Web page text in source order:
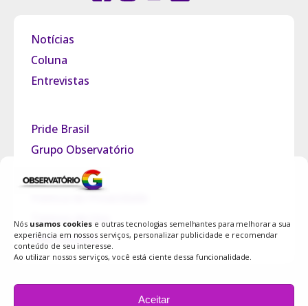
Nós usamos cookies e outras tecnologias semelhantes para melhorar a sua
experiência em nossos serviços, personalizar publicidade e recomendar
conteúdo de seu interesse.
Ao utilizar nossos serviços, você está ciente dessa funcionalidade.
Aceitar
Notícias
Coluna
Entrevistas
Pride Brasil
Grupo Observatório
Termos de Uso
Fale Conosco